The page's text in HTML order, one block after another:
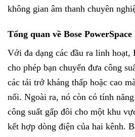
không gian âm thanh chuyên
Tổng quan về Bose PowerSpace
Với đa dạng các đầu ra linh hoạt,
cho phép bạn chuyển đưa công
các tải trở kháng thấp hoặc cao
nối. Ngoài ra, nó còn có tính
công suất gấp đôi cho một khu
kết hợp dòng điện của hai kênh.